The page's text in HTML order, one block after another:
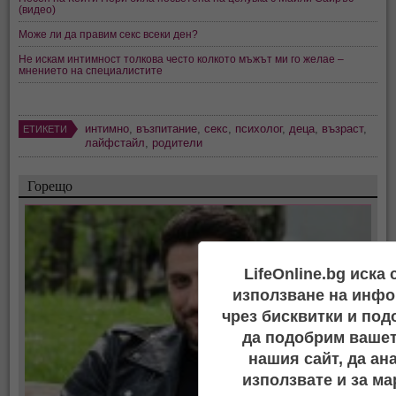
(видео)
Може ли да правим секс всеки ден?
Не искам интимност толкова често колкото мъжът ми го желае –
мнението на специалистите
ЕТИКЕТИ интимно възпитание ,секс психолог, деца възраст,
лайфстайл
родители
Горещо
LifeOnline.bg иска
използване на
чрез бисквитки и
да подобрим
нашия сайт, да
използвате и за